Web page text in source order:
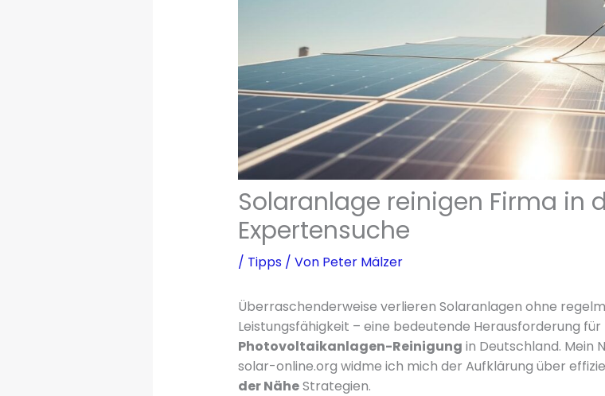
Solaranlage reinigen Firma in
Expertensuche
/ Tipps/ Von Peter Mälzer
Überraschenderweise verlieren Solaranlagen ohne
Leistungsfähigkeit – eine bedeutende Herausforderung für
Photovoltaikanlagen-Reinigung in Deutschland. Mein
solar-online.org widme ich mich der Aufklärung über
der NäheStrategien.